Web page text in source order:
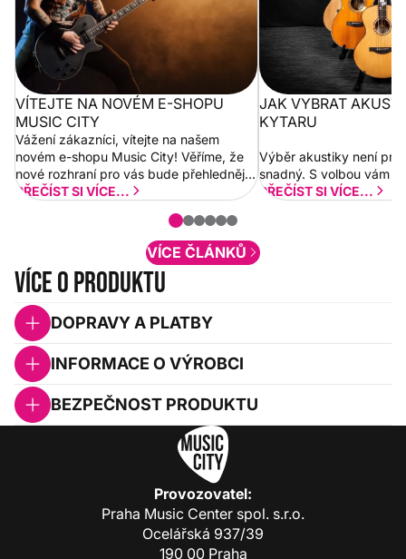
VÍTEJTE NA NOVÉM E-SHOPU
MUSIC CITY
Vážení zákazníci, vítejte na našem
novém e-shopu Music City! Věříme, že
nové rozhraní pro vás bude přehlednější
a rychlejší. Postupně budeme přidávat
PŘEČÍST SI VÍCE...
JAK VYBRAT
KYTARU
Výběr akustiky není pro
snadný. S volbou vám
PŘEČÍST SI VÍCE...
VÍCE ČLÁNKŮ
Více o produktu
DOPRAVY A PLATBY
INFORMACE O VÝROBCI
BEZPEČNOST PRODUKTU
Provozovatel:
Praha Music Center spol. s.r.o.
Ocelářská 937/39
190 00 Praha